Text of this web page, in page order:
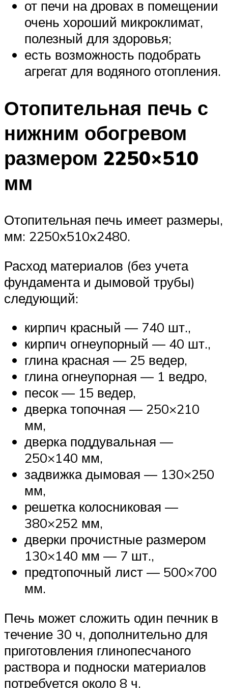
от печи на дровах в помещении
очень хороший микроклимат,
полезный для здоровья;
есть возможность подобрать
агрегат для водяного отопления.
Отопительная печь с
нижним обогревом
размером 2250×510
мм
Отопительная печь имеет размеры,
мм: 2250x510x2480.
Расход материалов (без учета
фундамента и дымовой трубы)
следующий:
кирпич красный — 740 шт.,
кирпич огнеупорный — 40 шт.,
глина красная — 25 ведер,
глина огнеупорная — 1 ведро,
песок — 15 ведер,
дверка топочная — 250×210
мм,
дверка поддувальная —
250×140 мм,
задвижка дымовая — 130×250
мм,
решетка колосниковая —
380×252 мм,
дверки прочистные размером
130×140 мм — 7 шт.,
предтопочный лист — 500×700
мм.
Печь может сложить один печник в
течение 30 ч, дополнительно для
приготовления глинопесчаного
раствора и подноски материалов
потребуется около 8 ч.